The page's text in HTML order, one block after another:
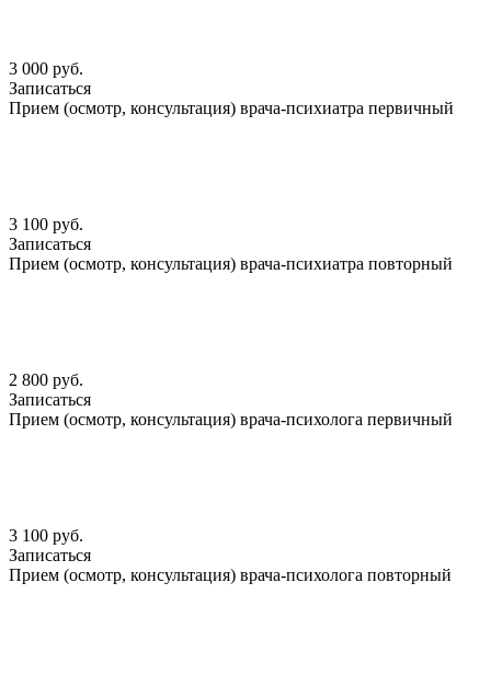
3 000 руб.
Записаться
Прием (осмотр, консультация) врача-психиатра первичный
3 100 руб.
Записаться
Прием (осмотр, консультация) врача-психиатра повторный
2 800 руб.
Записаться
Прием (осмотр, консультация) врача-психолога первичный
3 100 руб.
Записаться
Прием (осмотр, консультация) врача-психолога повторный